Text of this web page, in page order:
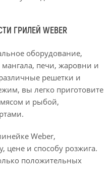
ГРИЛЕЙ WEBER
оборудование,
печи, жаровни и
решетки и
вы легко приготовите
мясом и рыбой,
Weber,
цене и способу розжига.
положительных